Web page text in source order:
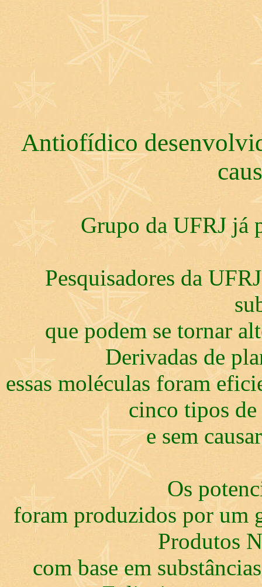
Antiofídico
Grupo da UFRJ já
Pesquisadores da
que podem se tornar
Derivadas de
essas moléculas foram
cinco tipos de
e sem
Os
foram produzidos por um
Produtos
com base em